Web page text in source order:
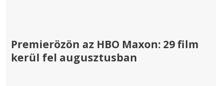
Premierözön az HBO Maxon: 29 film
kerül fel augusztusban